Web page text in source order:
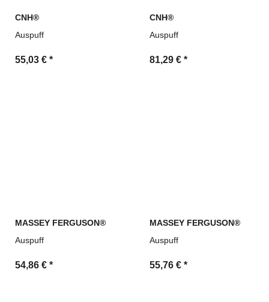
CNH®
Auspuff
55,03 € *
CNH®
Auspuff
81,29 € *
MASSEY FERGUSON®
Auspuff
54,86 € *
MASSEY FERGUSON®
Auspuff
55,76 € *